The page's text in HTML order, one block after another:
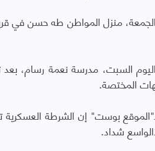
منزل المواطن طه حسن في
السبت، مدرسة نعمة رسام،
المختصة.
بوست" إن الشرطة
شداد.